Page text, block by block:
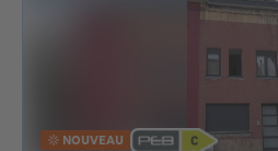
NOUVEAU